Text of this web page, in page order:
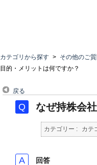
カテゴリから探す > その他のご
目的・メリットは何ですか？
戻る
なぜ持株会
カテゴリー : カテ
回答